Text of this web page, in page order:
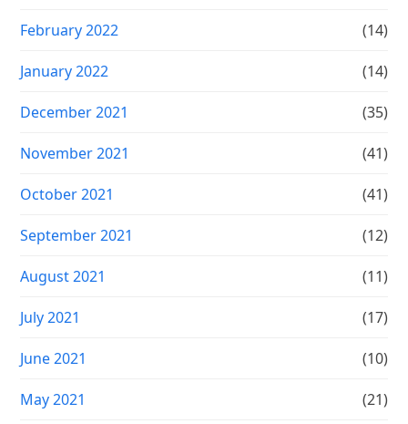
February 2022 (14)
January 2022 (14)
December 2021 (35)
November 2021 (41)
October 2021 (41)
September 2021 (12)
August 2021 (11)
July 2021 (17)
June 2021 (10)
May 2021 (21)